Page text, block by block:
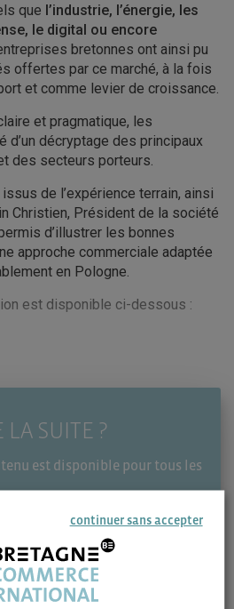
que l’industrie, l’énergie, les
le digital ou encore
bretonnes ont ainsi pu
offertes par ce marché, à la fois
et comme levier de croissance.
et pragmatique, les
d’un décryptage des principaux
des secteurs porteurs.
de l’expérience terrain, ainsi
Christien, Président de la société
d’illustrer les bonnes
approche commerciale adaptée
en Pologne.
est disponible ci-dessous :
SUITE ?
est disponible pour tous les
vous avez déjà un compte BCI ?
de l’ensemble de l’article.
mais vous n’avez pas
? Inscrivez-vous avec votre
continuer sans accepter